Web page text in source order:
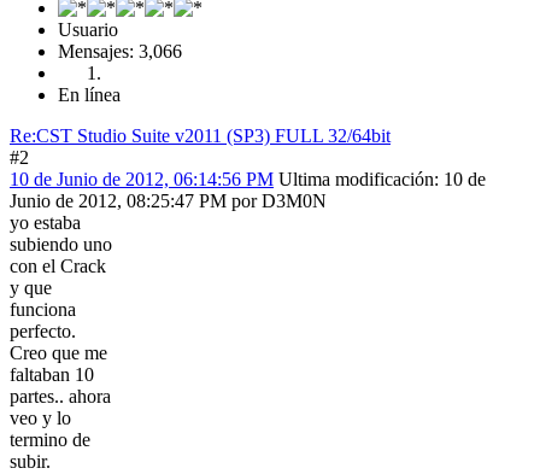
Usuario
Mensajes: 3,066
En línea
Re:CST Studio Suite v2011 (SP3) FULL 32/64bit
#2
10 de Junio de 2012, 06:14:56 PM Ultima modificación: 10 de
Junio de 2012, 08:25:47 PM por D3M0N
yo estaba
subiendo uno
con el Crack
y que
funciona
perfecto.
Creo que me
faltaban 10
partes.. ahora
veo y lo
termino de
subir.